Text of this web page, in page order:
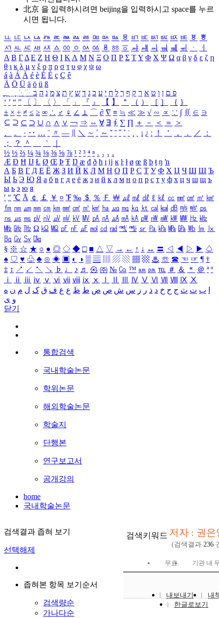
北京 을 입력하시려면 beijing을 입력하시고 space를 누르
시면 됩니다.
ㅥ ㅦ ㅧ ㅨ ㅩ ㅪ ㅫ ㅬ ㅭ ㅮ ㅯ ㅰ ㅱ ㅲ ㅳ ㅴ ㅵ ㅶ ㅷ ㅸ
ㅹ
ㅺ ㅻ ㅼ ㅽ ㅾ ㅿ ㆀ ㆁ ㆂ ㆃ ㆄ ㆅ ㆆ ㆇ ㆈ ㆉ ㆊ ㆋ ㆌ ㆍ
ㆎ
Α Β ΓΔ Ε Ζ Η Θ Ι ΚΛ Μ Ν Ξ Ο Π Ρ Σ ΤΥ Φ Χ Ψ Ω α β γ δ ε ζ η
θ ι κ λ μ ν ξ ο π ρ σ τ υ φ χ ψ ω
á à Á À é è É È ç Ç ê
Ä Ö Ü ä ö ü ß
ִֶֹ ֻּ ׁׂ פ ם ן ו ט א ר ק ף ך ל ח י ע כ ג ד ש ץ ת צ מ נ ה ב
‘ ’ “ ” 〔 〕 〈 〉 「 」 『 』 【 】 ＂ （ ） ［ ］ ｛ ｝
± × ÷ ≠ ≤ ≥ ∞ ∴ ♂ ♀ ∠ ⊥ ⌒ ∂ ∇ ≡ ≒ ≪ ≫ √ ∽ ∝ ∵ ∫ ∬ ∈ ∋
⊆ ⊇ ⊂ ⊃ ∪ ∩ ∧ ∨ ￢ ⇒ ⇔ ∀ ∃ ∮ ∑ ∏ ＋ － ＜ ＝
＞
、
。 · ‥ … ¨ 〃 ― ＼ ∼ ´ ～ ˇ ˘ ˝ ˚ ˙ ¸ ¡ ¿ ː ！ ＇ ， ． ／
：
；
？ ＾ ｀
½ ⅓ ⅔ ¼ ¾ ⅛ ⅜ ⅝ ⅞ ¹ ² ³ ⁴ ⁿ ₁ ₂ ₃ ₄
Æ Ð Ħ Ĳ Ł Ø Œ Þ Ŧ Ŋ æ đ ð ħ ı ĳ ĸ ŀ ł ø œ ß þ ŧ ŋ ŉ
А Б В Г Д Е Ё Ж З И Й К Л М Н О П Р С Т У Ф Х Ц Ч Ш Щ Ъ
Ы Ь Э Ю Я а б в г д е ё ж з и й к л м н о п р с т у ф х ц ч ш щ ъ
ы ь э ю я
′ ″ ℃ Å ￠ ￡ ￥ ¤ ℉ ‰ ＄ ％ Ｆ ￦ ㎕ ㎖ ㎗ ℓ ㎘ ㏄ ㎣ ㎤ ㎥ ㎦
㎙ ㎚ ㎛ ㎜ ㎝ ㎞ ㎟ ㎠ ㎡ ㎢ ㏊ ㎍ ㎎ ㎏ ㏏ ㎈ ㎉ ㏈ ㎧ ㎨ ㎰
㎱ ㎲ ㎳ ㎴ ㎵ ㎶ ㎷ ㎸ ㎹ ㎀ ㎁ ㎂ ㎃ ㎄ ㎺ ㎻ ㎽ ㎾ ㎿ ㎐ ㎑
㎒ ㎓ ㎔ Ω ㏀ ㏁ ㎊ ㎋ ㎌ ㏖ ㏅ ㎭ ㎮ ㎯ ㏛ ㎩ ㎪ ㎫ ㎬ ㏝ ㏐
㏓
㏃ ㏉ ㏜ ㏆
§ ※ ☆ ★ ○ ● ◎ ◇ ◆ □ ■ △ ▽ → ← ↑ ↓ ↔ 〓 ◁ ◀ ▷ ▶ ♤
♠ ♡ ♥ ♧ ♣ ⊙ ◈ ▣ ◐ ◑ ▒ ▤ ▨ ▧ ▦ ▩ ♨ ☏ ☎ ☜ ☞ ¶ †
‡ ↕ ↗ ↙ ↖ ↘ ♭ ♩ ♪ ♬ ㉿ ㈜ № ㏇ ™ ㏂ ㏘ ℡ ＃ ＆ ＊ ＠ ª º
ⅰ
ⅱ ⅲ ⅳ ⅴ ⅵ ⅶ ⅷ ⅸ ⅹ Ⅳ Ⅴ Ⅵ Ⅶ Ⅷ Ⅸ Ⅹ
ب ت ث ج ح خ د ذ ر ز س ش ص ض ط ظ ع غ ف ق ک ل م ن ه
و ی
닫기
통합검색
국내학술논문
학위논문
해외학술논문
학술지
단행본
연구보고서
공개강의
home
국내학술논문
검색결과 좁혀 보기
선택해제
좁혀본 항목 보기순서
검색량순
가나다순
검색키워드 저자 : 권은
(검색결과 236
무료 기관 내
내보내기
내
한글로보기